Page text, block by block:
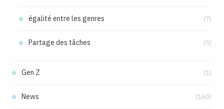
égalité entre les genres (7)
Partage des tâches (5)
Gen Z (1)
News (160)